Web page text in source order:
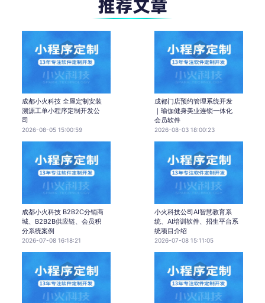
成都小火科技 全屋定制安装
溯源工单小程序定制开发公
司
2026-08-05 15:00:59
成都门店预约管理系统开发
｜瑜伽健身美业连锁一体化
会员软件
2026-08-03 18:00:23
成都小火科技 B2B2C分销商
城、B2B2B供应链、会员积
分系统案例
2026-07-08 16:18:21
小火科技公司AI智慧教育系
统、AI培训软件、招生平台系
统项目介绍
2026-07-08 15:11:05